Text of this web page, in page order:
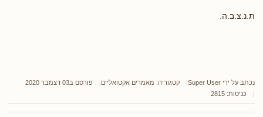
ת.נ.צ.ב.ה.
נכתב על ידי Super User קטגוריה: מאמרים אקטואליים
פורסם ב03 דצמבר 2020
כניסות: 2815